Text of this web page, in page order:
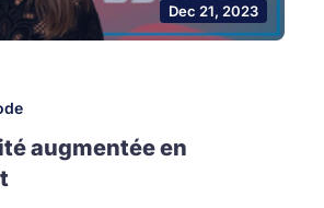
Dec 21, 2023
augmentée en